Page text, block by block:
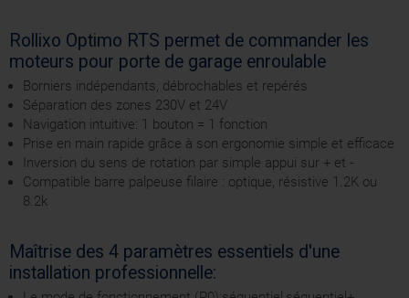
Rollixo Optimo RTS permet de commander les
moteurs pour porte de garage enroulable
Borniers indépendants, débrochables et repérés
Séparation des zones 230V et 24V
Navigation intuitive: 1 bouton = 1 fonction
Prise en main rapide grâce à son ergonomie simple et efficace
Inversion du sens de rotation par simple appui sur + et -
Compatible barre palpeuse filaire : optique, résistive 1.2K ou
8.2k
Maîtrise des 4 paramètres essentiels d'une
installation professionnelle: